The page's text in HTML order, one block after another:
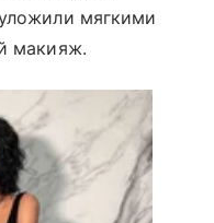
мягкими
макияж.